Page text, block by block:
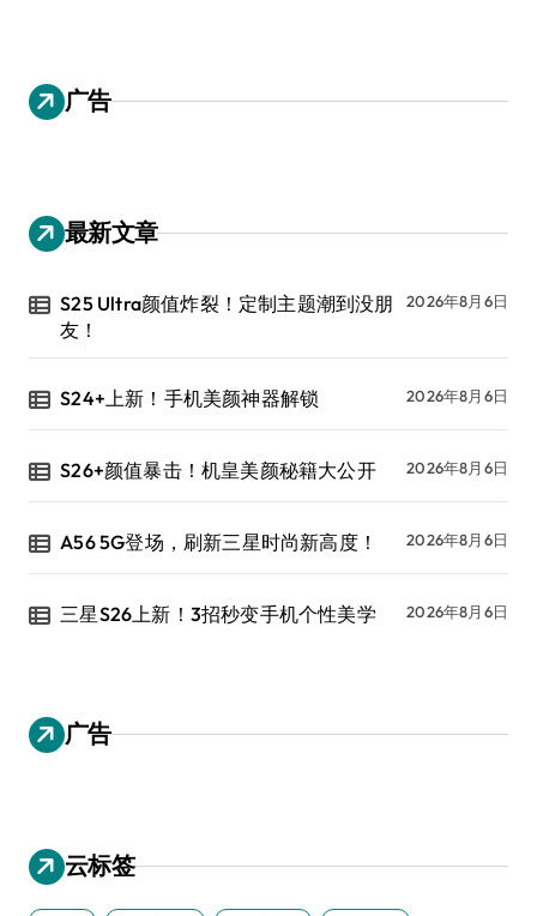
广告
最新文章
S25 Ultra颜值炸裂！定制主题潮到没朋
友！
2026年8月6日
S24+上新！手机美颜神器解锁 2026年8月6日
S26+颜值暴击！机皇美颜秘籍大公开 2026年8月6日
A56 5G登场，刷新三星时尚新高度！ 2026年8月6日
三星S26上新！3招秒变手机个性美学 2026年8月6日
广告
云标签